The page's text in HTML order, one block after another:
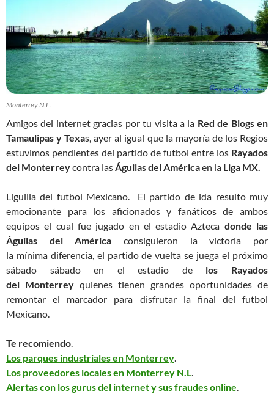
Monterrey N.L.
Amigos del internet gracias por tu visita a la Red de Blogs en
Tamaulipas y Texas, ayer al igual que la mayoría de los Regios
estuvimos pendientes del partido de futbol entre los Rayados
del Monterreycontra lasÁguilas del Américaen la Liga MX.
Liguilla del futbol Mexicano. El partido de ida resulto muy
emocionante para los aficionados y fanáticos de ambos
equipos el cual fue jugado en el estadio Azteca donde las
Águilas del América consiguieron la victoria por
la mínima diferencia, el partido de vuelta se juega el próximo
sábado sábado en el estadio de los Rayados
del Monterrey quienes tienen grandes oportunidades de
remontar el marcador para disfrutar la final del futbol
Mexicano.
Te recomiendo.
Los parques industriales en Monterrey.
Los proveedores locales en Monterrey N.L.
Alertas con los gurus del internet y sus fraudes online.